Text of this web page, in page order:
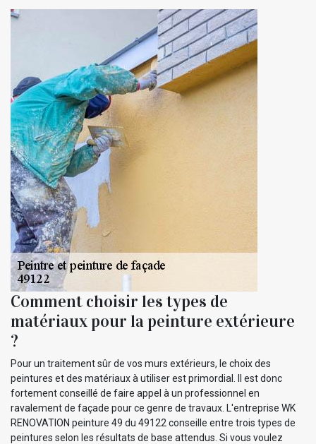
Comment choisir les types de
matériaux pour la peinture extérieure
?
Pour un traitement sûr de vos murs extérieurs, le choix des
peintures et des matériaux à utiliser est primordial. Il est donc
fortement conseillé de faire appel à un professionnel en
ravalement de façade pour ce genre de travaux. L'entreprise WK
RENOVATION peinture 49 du 49122 conseille entre trois types de
peintures selon les résultats de base attendus. Si vous voulez